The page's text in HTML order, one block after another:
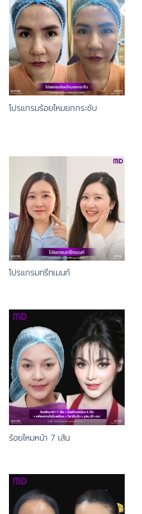
โปรแกรมร้อยไหมยกกระชับ
โปรแกรมทรีทเมนท์
ร้อยไหมหน้า 7 เส้น